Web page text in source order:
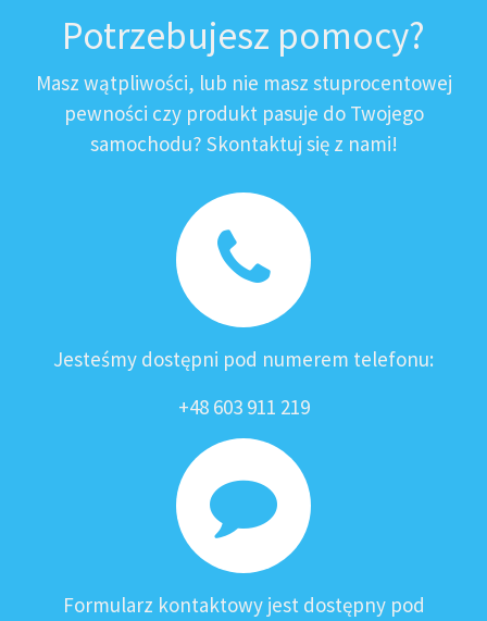
Potrzebujesz pomocy?
Masz wątpliwości, lub nie masz stuprocentowej
pewności czy produkt pasuje do Twojego
samochodu? Skontaktuj się z nami!
Jesteśmy dostępni pod numerem telefonu:
+48 603 911 219
Formularz kontaktowy jest dostępny pod